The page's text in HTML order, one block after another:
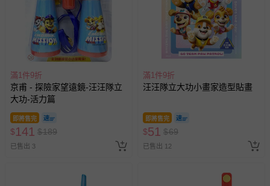
滿1件9折
京甫 - 探險家望遠鏡-汪汪隊立
大功-活力篇
即將售完
$141 $189
已售出 3
滿1件9折
汪汪隊立大功小畫家造型貼畫
即將售完
$51 $69
已售出 12